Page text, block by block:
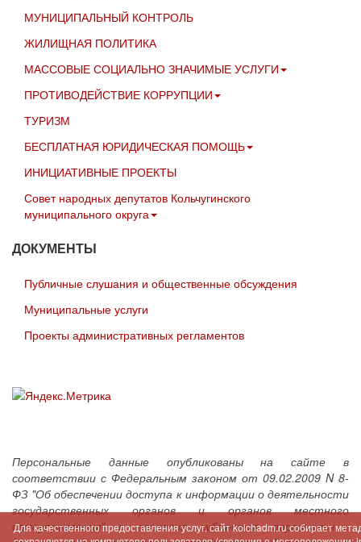
МУНИЦИПАЛЬНЫЙ КОНТРОЛЬ
ЖИЛИЩНАЯ ПОЛИТИКА
МАССОВЫЕ СОЦИАЛЬНО ЗНАЧИМЫЕ УСЛУГИ
ПРОТИВОДЕЙСТВИЕ КОРРУПЦИИ
ТУРИЗМ
БЕСПЛАТНАЯ ЮРИДИЧЕСКАЯ ПОМОЩЬ
ИНИЦИАТИВНЫЕ ПРОЕКТЫ
Совет народных депутатов Кольчугинского
муниципального округа
ДОКУМЕНТЫ
Публичные слушания и общественные обсуждения
Муниципальные услуги
Проекты административных регламентов
Персональные данные опубликованы на сайте в
соответствии с Федеральным законом от 09.02.2009 N 8-
ФЗ "Об обеспечении доступа к информации о деятельности
государственных органов и органов местного
самоуправления" с согласия субъектов персональных
Для качественного предоставления услуг, сайт kolchadm.ru собирает